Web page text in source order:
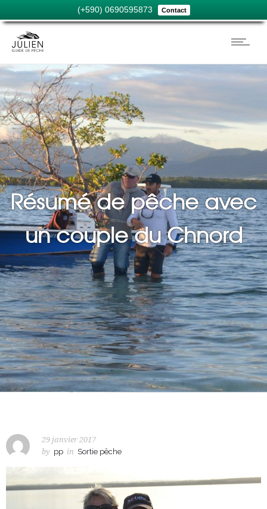
(+590) 0690595873 Contact
Résumé de pêche avec
un couple du Chnord
29 janvier 2017
by pp in Sortie pêche